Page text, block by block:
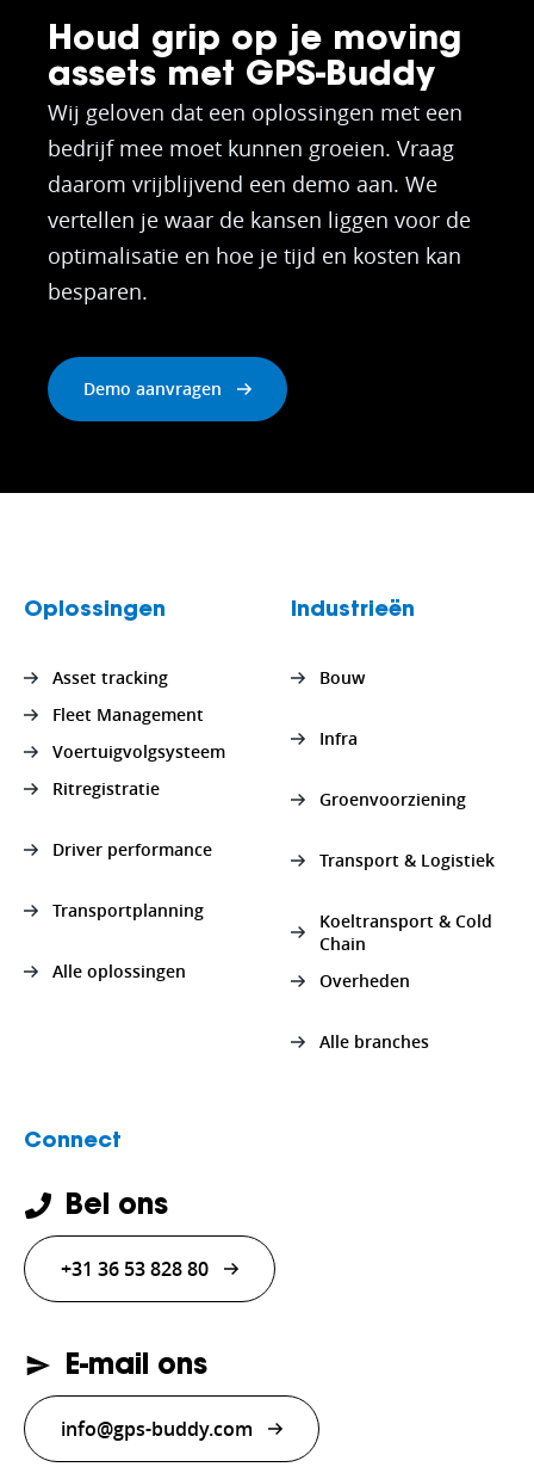
Houd grip op je moving
assets met GPS-Buddy
Wij geloven dat een oplossingen met een
bedrijf mee moet kunnen groeien. Vraag
daarom vrijblijvend een demo aan. We
vertellen je waar de kansen liggen voor de
optimalisatie en hoe je tijd en kosten kan
besparen.
Demo aanvragen
Oplossingen
Asset tracking
Fleet Management
Voertuigvolgsysteem
Ritregistratie
Driver performance
Transportplanning
Alle oplossingen
Industrieën
Bouw
Infra
Groenvoorziening
Transport & Logistiek
Koeltransport & Cold
Chain
Overheden
Alle branches
Connect
Bel ons
+31 36 53 828 80
E-mail ons
info@gps-buddy.com